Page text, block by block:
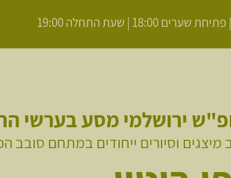
ירושלמי מסע בערשי
מיצגים וסיורים ייחודים במתחם סובב